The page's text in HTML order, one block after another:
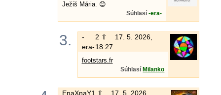
Ježiš Mária. 😊
Súhlasí -era-
3.
-
era-
2 ⇧
17. 5. 2026,
18:27
footstars.fr
Súhlasí Milanko
EnaXnaY1 ⇧
17. 5. 2026,